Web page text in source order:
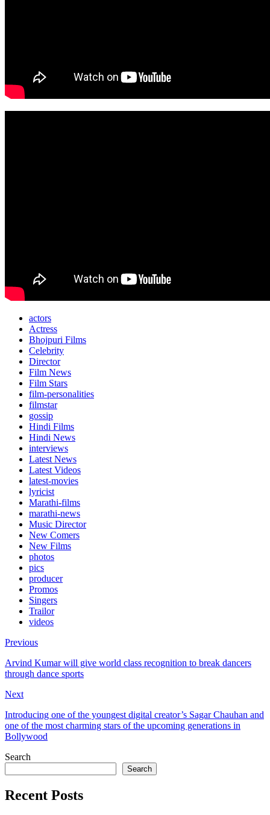
actors
Actress
Bhojpuri Films
Celebrity
Director
Film News
Film Stars
film-personalities
filmstar
gossip
Hindi Films
Hindi News
interviews
Latest News
Latest Videos
latest-movies
lyricist
Marathi-films
marathi-news
Music Director
New Comers
New Films
photos
pics
producer
Promos
Singers
Trailor
videos
Previous
Arvind Kumar will give world class recognition to break dancers
through dance sports
Next
Introducing one of the youngest digital creator’s Sagar Chauhan and
one of the most charming stars of the upcoming generations in
Bollywood
Search
Search
Recent Posts